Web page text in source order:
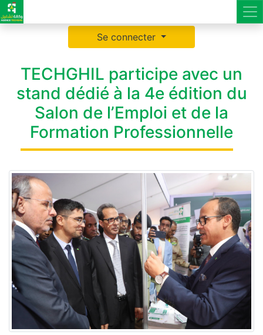
Se connecter
TECHGHIL participe avec un
stand dédié à la 4e édition du
Salon de l’Emploi et de la
Formation Professionnelle